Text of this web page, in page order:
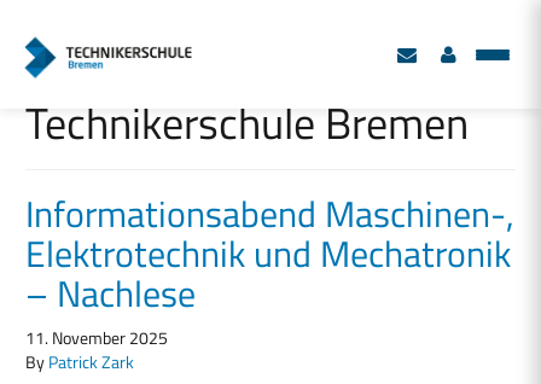
Schlagwort:
Technikerschule Bremen
Informationsabend Maschinen-,
Elektrotechnik und Mechatronik
– Nachlese
11. November 2025
ByPatrick Zark